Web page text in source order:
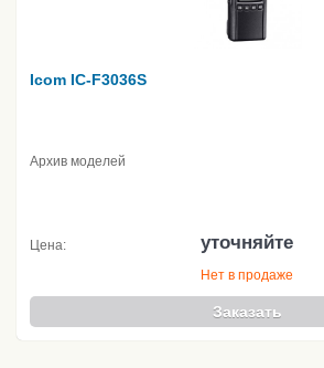
Icom IC-F3036S
Архив моделей
Цена: уточняйте
Нет в продаже
Заказать